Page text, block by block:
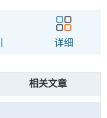
详细
相关文章